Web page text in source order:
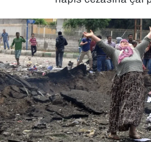
YEREL YÖNETİMLER